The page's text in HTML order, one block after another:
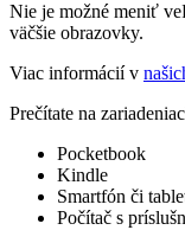
Nie je možné meniť
väčšie obrazovky.
Viac informácií v
Prečítate na
Pocketbook
Kindle
Smartfón či
Počítač s